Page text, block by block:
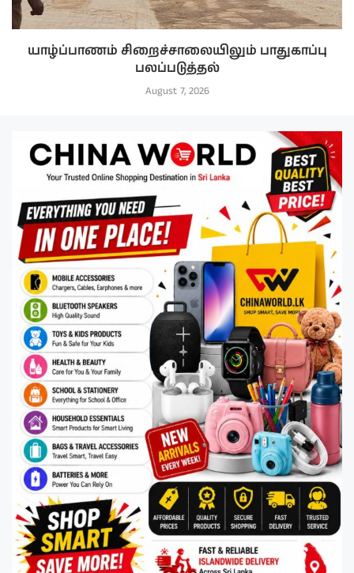
யாழ்ப்பாணம் சிறைச்சாலையிலும் பாதுகாப்பு
பலப்படுத்தல்
August 7, 2026